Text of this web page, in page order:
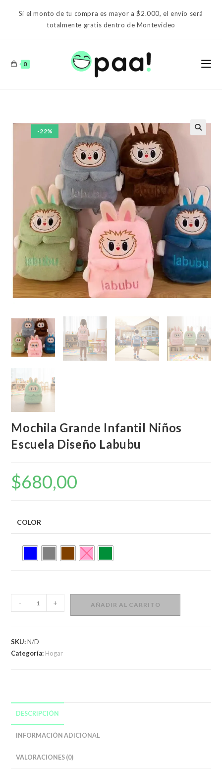
Si el monto de tu compra es mayor a $2.000, el envío será
totalmente gratis dentro de Montevideo
0
-22%
Mochila Grande Infantil Niños
Escuela Diseño Labubu
$680,00
COLOR
Grande
Niños
Escuela
- + AÑADIR AL CARRITO
SKU:N/D
Categoría: Hogar
DESCRIPCIÓN
INFORMACIÓN ADICIONAL
VALORACIONES (0)